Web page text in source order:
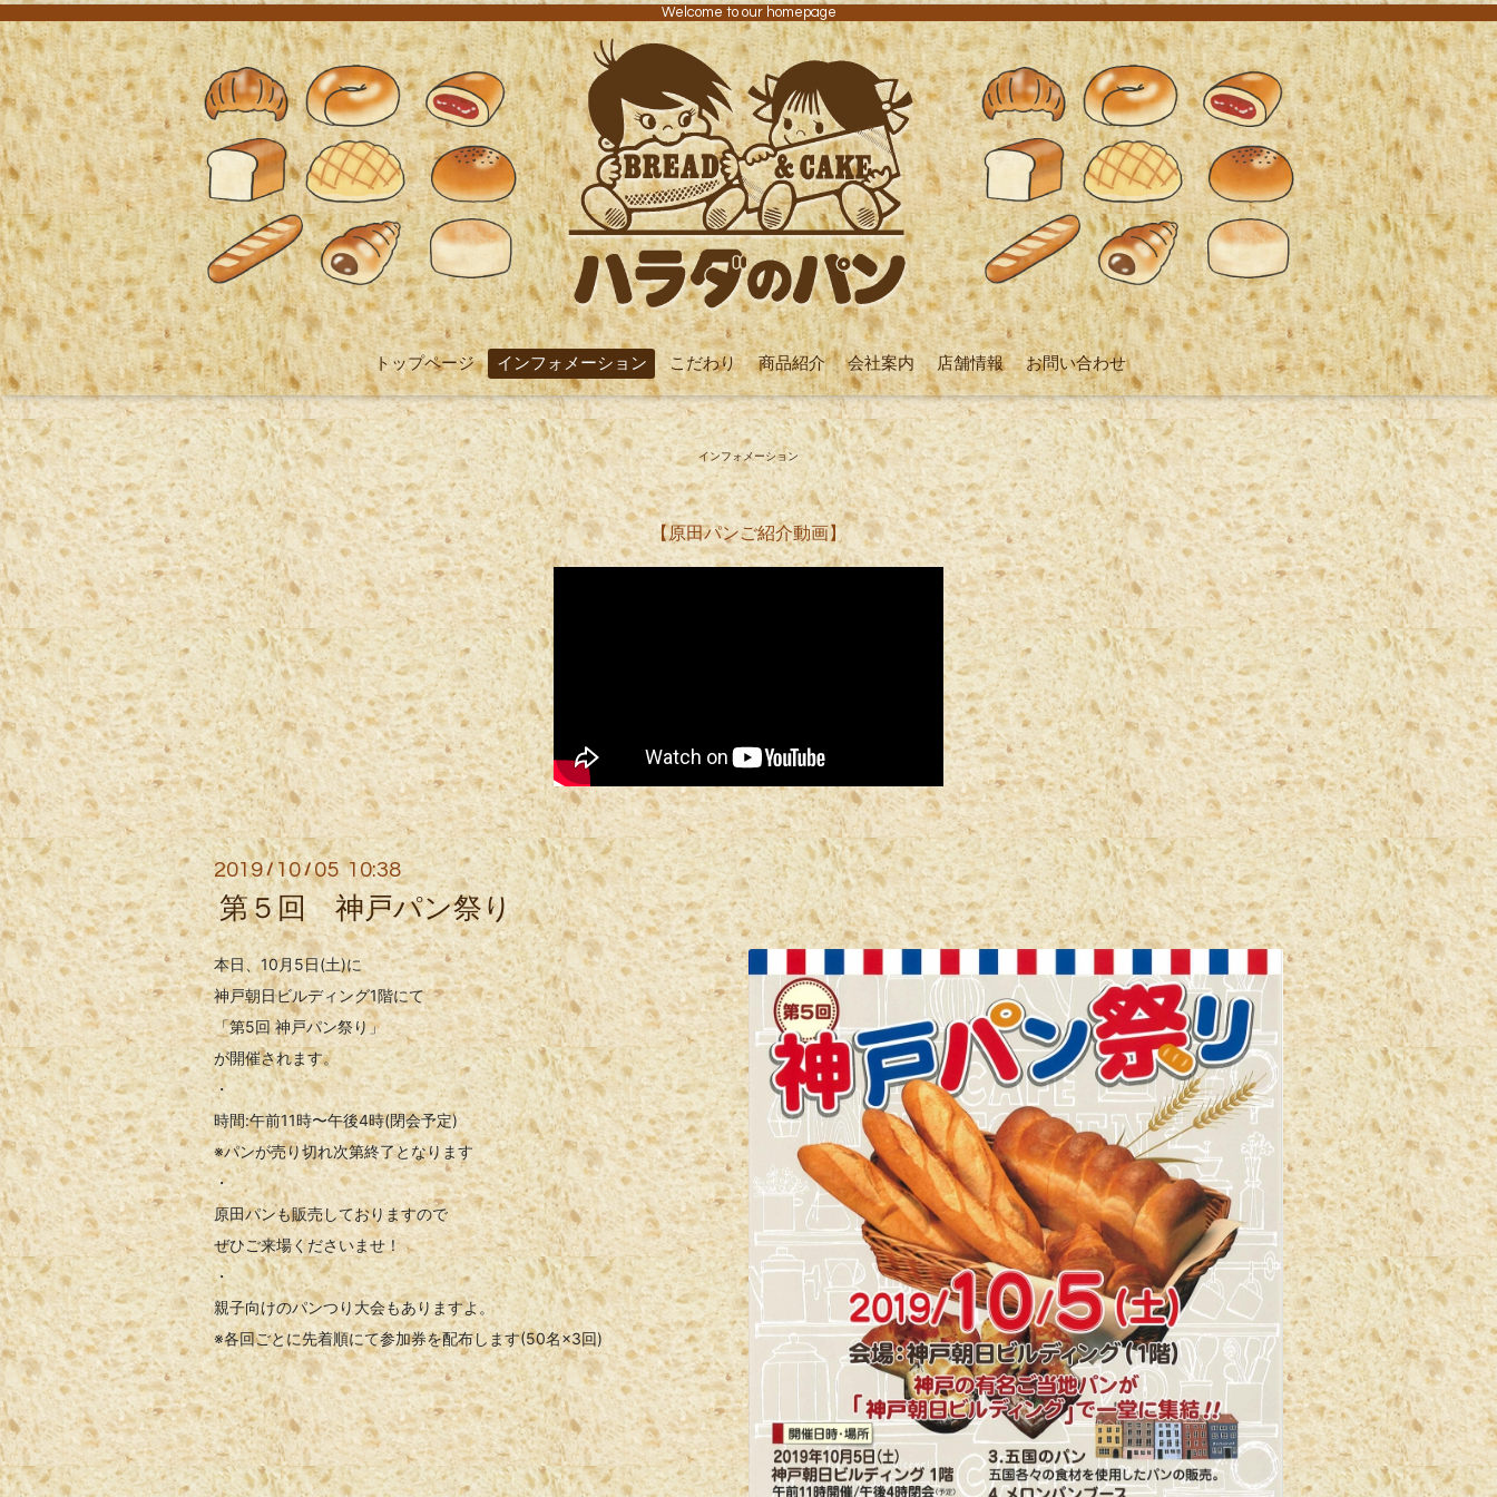
Welcome to our homepage
トップページ インフォメーション こだわり 商品紹介 会社案内 店舗情報 お問い合わせ
インフォメーション
【原田パンご紹介動画】
2019/10/05 10:38
第５回 神戸パン祭り
本日、10月5日(土)に
神戸朝日ビルディング1階にて
「第5回 神戸パン祭り」
が開催されます。
・
時間:午前11時〜午後4時(閉会予定)
※パンが売り切れ次第終了となります
・
原田パンも販売しておりますので
ぜひご来場くださいませ！
・
親子向けのパンつり大会もありますよ。
※各回ごとに先着順にて参加券を配布します(50名×3回)